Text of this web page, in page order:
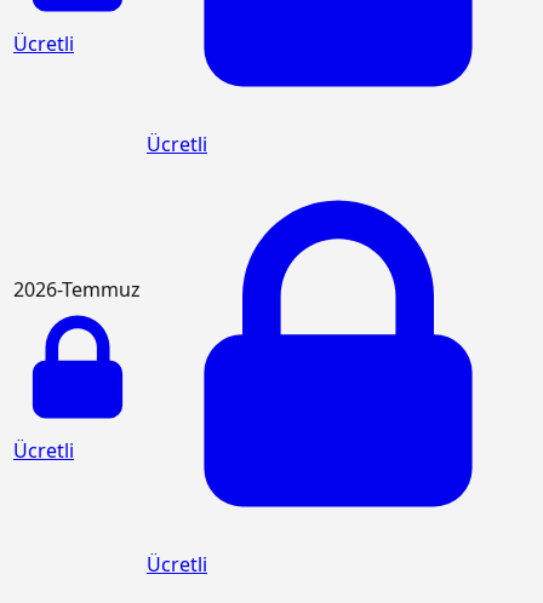
Ücretli
Ücretli
2026-Temmuz
Ücretli
Ücretli